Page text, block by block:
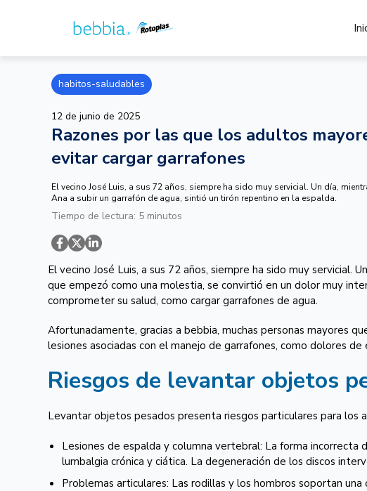
habitos-saludables
12 de junio de 2025
Razones por las que los adultos
evitar cargar garrafones
El vecino José Luis, a sus 72 años, siempre ha sido muy servicial. Un día,
Ana a subir un garrafón de agua, sintió un tirón repentino en la espalda.
Tiempo de lectura: 5 minutos
El vecino José Luis, a sus 72 años, siempre ha sido muy servicial.
que empezó como una molestia, se convirtió en un dolor muy
comprometer su salud, como cargar garrafones de agua.
Afortunadamente, gracias a bebbia, muchas personas mayores
lesiones asociadas con el manejo de garrafones, como dolores de
Riesgos de levantar objetos
Levantar objetos pesados presenta riesgos particulares para los
Lesiones de espalda y columna vertebral: La forma incorrecta
lumbalgia crónica y ciática. La degeneración de los discos
Problemas articulares: Las rodillas y los hombros soportan